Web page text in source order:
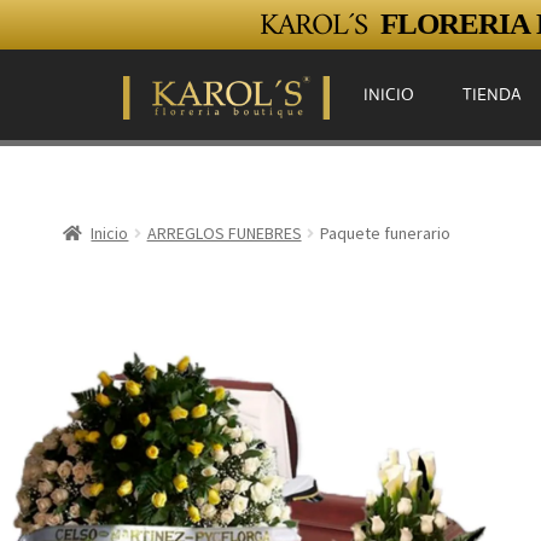
KAROL´S FLORERIA
INICIO TIENDA
Inicio ARREGLOS FUNEBRES Paquete funerario